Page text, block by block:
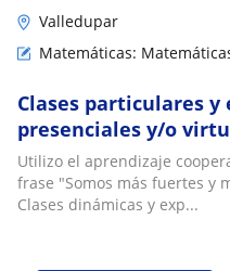
Valledupar
Matemáticas:
Clases particulares y
presenciales y/o
Utilizo el aprendizaje
frase "Somos más fuertes y
Clases dinámicas y exp...